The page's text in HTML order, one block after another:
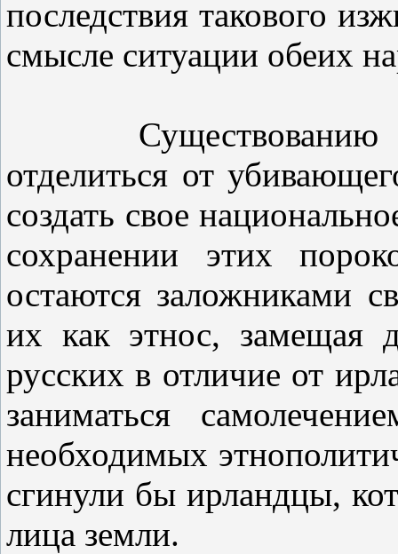
последствия такового
смысле ситуации обеих
Существованию
отделиться от
создать свое
сохранении этих
остаются заложниками
их как этнос, замещая
русских в отличие от
заниматься
необходимых
сгинули бы ирландцы,
лица земли.